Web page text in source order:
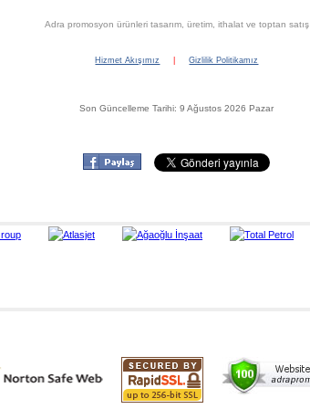
Adra promosyon ürünleri tasarım, üretim, ithalat ve toptan satış
Hizmet Akışımız Gizlilik Politikamız
Son Güncelleme Tarihi: 9 Ağustos 2026 Pazar